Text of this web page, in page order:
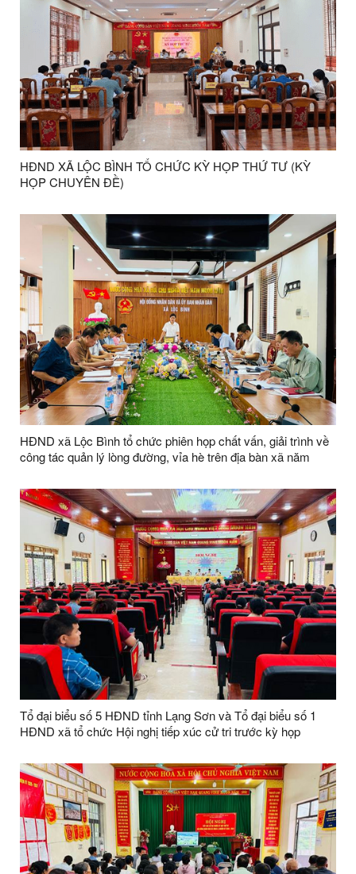
HĐND XÃ LỘC BÌNH TỔ CHỨC KỲ HỌP THỨ TƯ (KỲ
HỌP CHUYÊN ĐỀ)
HĐND xã Lộc Bình tổ chức phiên họp chất vấn, giải trình về
công tác quản lý lòng đường, vỉa hè trên địa bàn xã năm
Tổ đại biểu số 5 HĐND tỉnh Lạng Sơn và Tổ đại biểu số 1
HĐND xã tổ chức Hội nghị tiếp xúc cử tri trước kỳ họp